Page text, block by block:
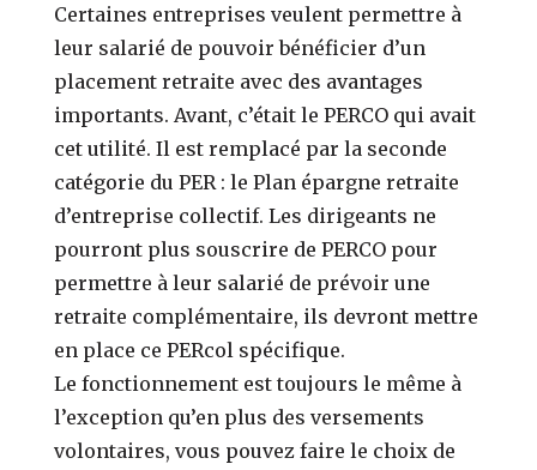
Certaines entreprises veulent permettre à
leur salarié de pouvoir bénéficier d’un
placement retraite avec des avantages
importants. Avant, c’était le PERCO qui avait
cet utilité. Il est remplacé par la seconde
catégorie du PER : le Plan épargne retraite
d’entreprise collectif. Les dirigeants ne
pourront plus souscrire de PERCO pour
permettre à leur salarié de prévoir une
retraite complémentaire, ils devront mettre
en place ce PERcol spécifique.
Le fonctionnement est toujours le même à
l’exception qu’en plus des versements
volontaires, vous pouvez faire le choix de